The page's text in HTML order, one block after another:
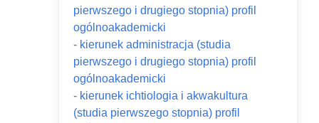
pierwszego i drugiego stopnia) profil
ogólnoakademicki
- kierunek administracja (studia
pierwszego i drugiego stopnia) profil
ogólnoakademicki
- kierunek ichtiologia i akwakultura
(studia pierwszego stopnia) profil